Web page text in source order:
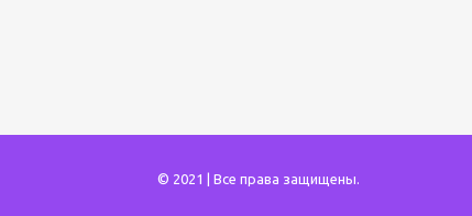
© 2021 | Все права защищены.